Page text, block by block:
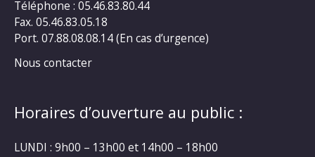
Téléphone : 05.46.83.80.44
Fax. 05.46.83.05.18
Port. 07.88.08.08.14 (En cas d’urgence)
Nous contacter
Horaires d’ouverture au public :
LUNDI : 9h00 – 13h00 et 14h00 – 18h00